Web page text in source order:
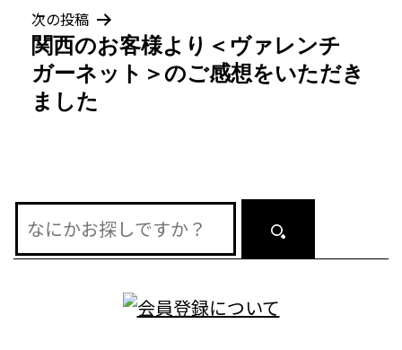
ゲ
ー
シ
ン
次の投稿
関西のお客様より＜ヴァレンチ
ガーネット＞のご感想をいただき
ました